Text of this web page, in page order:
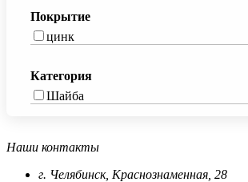
Покрытие
цинк
Категория
Шайба
Наши контакты
г. Челябинск, Краснознаменная, 28